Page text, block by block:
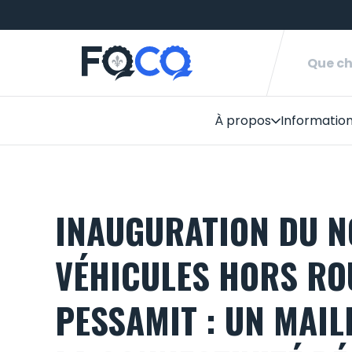
À propos
INAUGURATION DU
VÉHICULES HORS
PESSAMIT : UN